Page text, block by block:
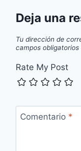
Deja una
Tu dirección de
campos
Rate My Post
Comentario *